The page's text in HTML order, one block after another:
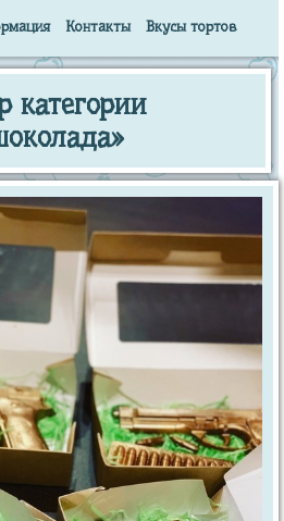
Контакты Вкусы тортов
категории